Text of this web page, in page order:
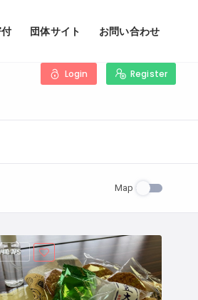
団体サイト お問い合わせ
Login Register
Map